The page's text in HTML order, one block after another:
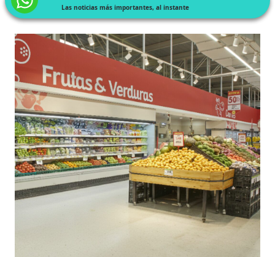
Las noticias más importantes, al instante